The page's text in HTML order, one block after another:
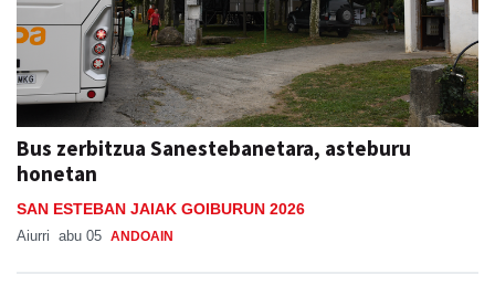
Bus zerbitzua Sanestebanetara, asteburu
honetan
SAN ESTEBAN JAIAK GOIBURUN 2026
Aiurri abu 05 ANDOAIN